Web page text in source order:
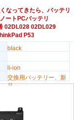
なってきたら、バッテリ
ートPCバッテリ
02DL028 02DL029
P53
black
li-ion
交換用バッテリー、新
品